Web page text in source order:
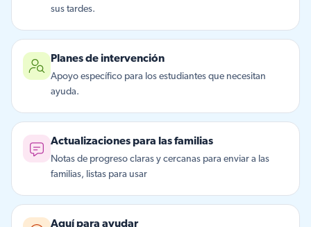
sus tardes.
Planes de intervención
Apoyo específico para los estudiantes que necesitan
ayuda.
Actualizaciones para las familias
Notas de progreso claras y cercanas para enviar a las
familias, listas para usar
Aquí para ayudar